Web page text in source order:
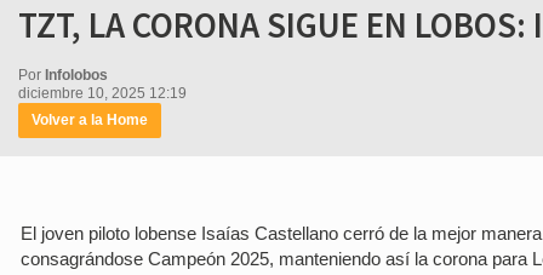
TZT, LA CORONA SIGUE EN
Por Infolobos
diciembre 10, 2025 12:19
Volver a la Home
El joven piloto lobense Isaías Castellano cerró de la mejor
consagrándose Campeón 2025, manteniendo así la corona para